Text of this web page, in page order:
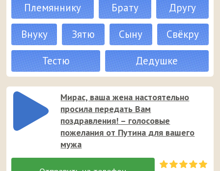
Племяннику
Брату
Другу
Внуку
Зятю Сыну
Свёкру
Тестю
Дедушке
Мирас, ваша жена настоятельно
просила передать Вам
поздравления! – голосовые
пожелания от Путина для вашего
мужа